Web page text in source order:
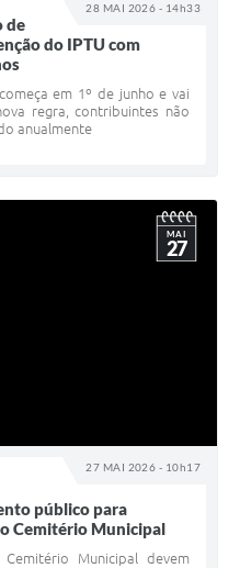
28 MAI 2026 - 14h33
de
do IPTU com
em 1º de junho e vai
regra, contribuintes não
anualmente
27 MAI 2026 - 10h17
MAI
27
público para
Cemitério Municipal
Municipal devem